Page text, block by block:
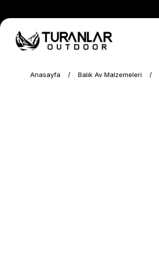
Anasayfa Balık Av Malzemeleri